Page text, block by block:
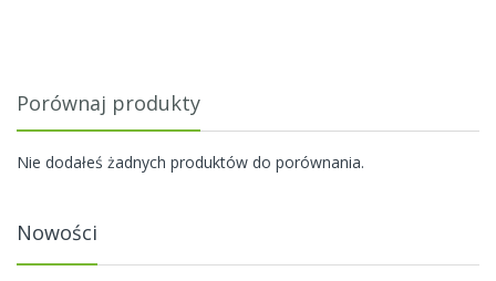
Porównaj produkty
Nie dodałeś żadnych produktów do porównania.
Nowości